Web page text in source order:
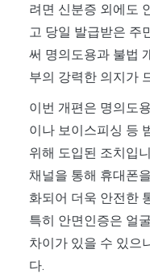
려면 신분증 외에도
고 당일 발급받은 주
써 명의도용과 불법
부의 강력한 의지가
이번 개편은 명의도
이나 보이스피싱 등
위해 도입된 조치입
채널을 통해 휴대폰
화되어 더욱 안전한
특히 안면인증은 얼
차이가 있을 수 있으
다.